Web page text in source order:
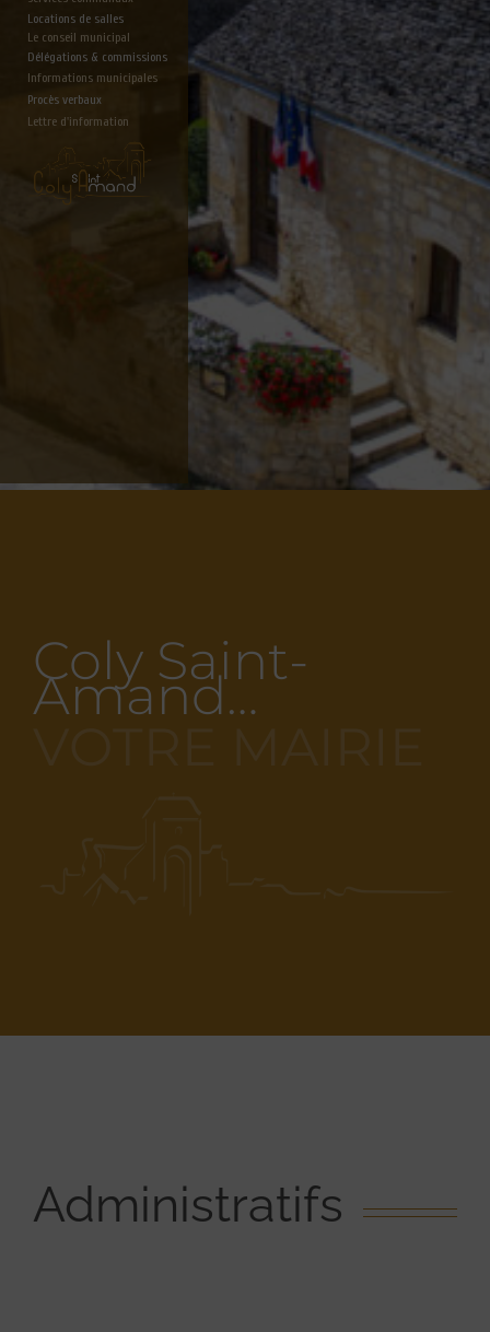
Locations de salles
Le conseil municipal
Délégations & commissions
Informations municipales
Lettre d'information
Procès verbaux
Coly Saint-
Amand…
Administratifs